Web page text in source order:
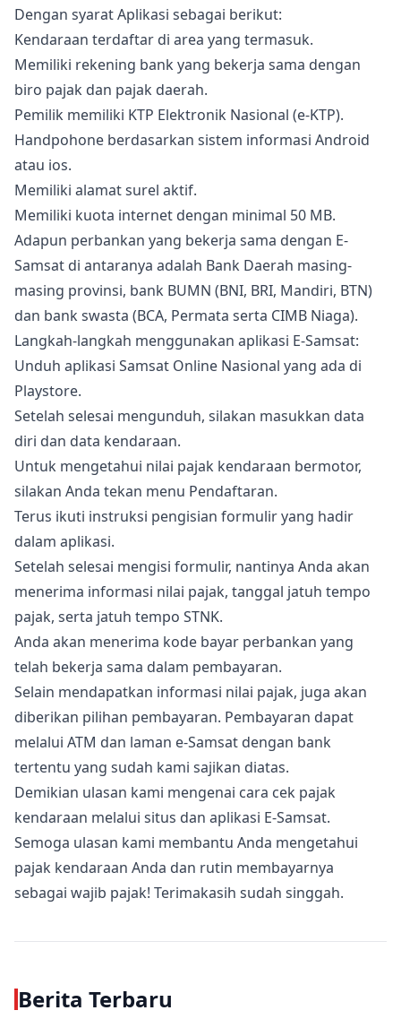
Dengan syarat Aplikasi sebagai berikut:
Kendaraan terdaftar di area yang termasuk.
Memiliki rekening bank yang bekerja sama dengan
biro pajak dan pajak daerah.
Pemilik memiliki KTP Elektronik Nasional (e-KTP).
Handpohone berdasarkan sistem informasi Android
atau ios.
Memiliki alamat surel aktif.
Memiliki kuota internet dengan minimal 50 MB.
Adapun perbankan yang bekerja sama dengan E-
Samsat di antaranya adalah Bank Daerah masing-
masing provinsi, bank BUMN (BNI, BRI, Mandiri, BTN)
dan bank swasta (BCA, Permata serta CIMB Niaga).
Langkah-langkah menggunakan aplikasi E-Samsat:
Unduh aplikasi Samsat Online Nasional yang ada di
Playstore.
Setelah selesai mengunduh, silakan masukkan data
diri dan data kendaraan.
Untuk mengetahui nilai pajak kendaraan bermotor,
silakan Anda tekan menu Pendaftaran.
Terus ikuti instruksi pengisian formulir yang hadir
dalam aplikasi.
Setelah selesai mengisi formulir, nantinya Anda akan
menerima informasi nilai pajak, tanggal jatuh tempo
pajak, serta jatuh tempo STNK.
Anda akan menerima kode bayar perbankan yang
telah bekerja sama dalam pembayaran.
Selain mendapatkan informasi nilai pajak, juga akan
diberikan pilihan pembayaran. Pembayaran dapat
melalui ATM dan laman e-Samsat dengan bank
tertentu yang sudah kami sajikan diatas.
Demikian ulasan kami mengenai cara cek pajak
kendaraan melalui situs dan aplikasi E-Samsat.
Semoga ulasan kami membantu Anda mengetahui
pajak kendaraan Anda dan rutin membayarnya
sebagai wajib pajak! Terimakasih sudah singgah.
Berita Terbaru